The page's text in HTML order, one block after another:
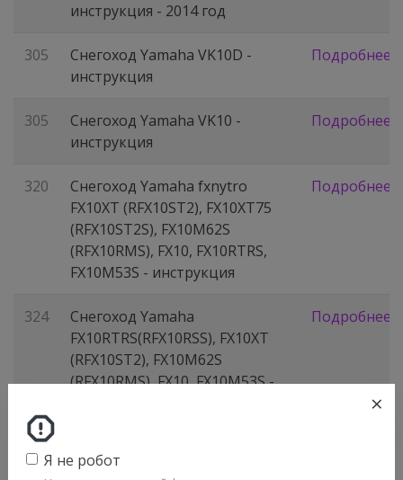
инструкция - 2014 год
305
Снегоход Yamaha VK10D -
инструкция
Подробнее
305
Снегоход Yamaha VK10 -
инструкция
Подробнее
320
Снегоход Yamaha fxnytro
FX10XT (RFX10ST2), FX10XT75
(RFX10ST2S), FX10M62S
(RFX10RMS), FX10, FX10RTRS,
FX10M53S - инструкция
Подробнее
324
Снегоход Yamaha
FX10RTRS(RFX10RSS), FX10XT
(RFX10ST2), FX10M62S
(RFX10RMS), FX10, FX10M53S -
Подробнее
340
(RPZ50M), PZ50MP (RPZ50MP),
×
Я не робот